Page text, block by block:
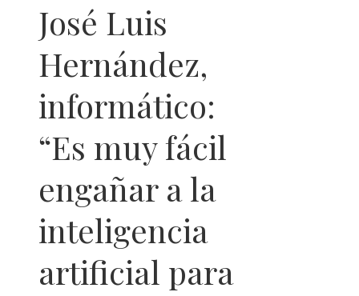
José Luis
Hernández,
informático:
“Es muy fácil
engañar a la
inteligencia
artificial para